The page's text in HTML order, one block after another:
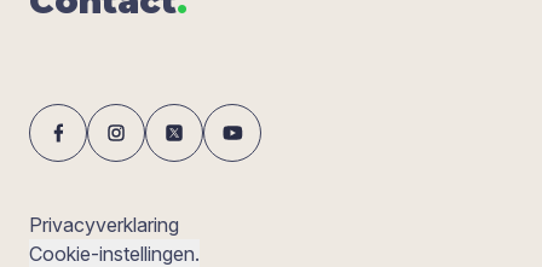
Privacyverklaring
Cookie-instellingen.